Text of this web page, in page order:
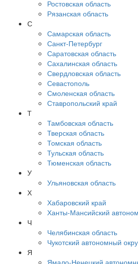
Ростовская область
Рязанская область
С
Самарская область
Санкт-Петербург
Саратовская область
Сахалинская область
Свердловская область
Севастополь
Смоленская область
Ставропольский край
Т
Тамбовская область
Тверская область
Томская область
Тульская область
Тюменская область
У
Ульяновская область
Х
Хабаровский край
Ханты-Мансийский
Ч
Челябинская область
Чукотский автономный
Я
Ямало-Ненецкий